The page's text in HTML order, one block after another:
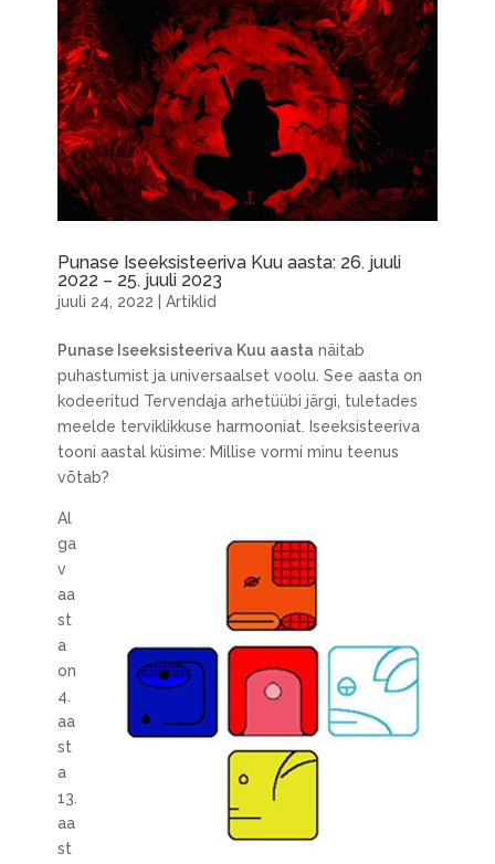
Punase Iseeksisteeriva Kuu aasta: 26. juuli
2022 – 25. juuli 2023
juuli 24, 2022 Artiklid
Punase Iseeksisteeriva Kuu aasta näitab
puhastumist ja universaalset voolu. See aasta on
kodeeritud Tervendaja arhetüübi järgi, tuletades
meelde terviklikkuse harmooniat. Iseeksisteeriva
tooni aastal küsime: Millise vormi minu teenus
võtab?
Al
ga
v
aa
st
a
on
4.
aa
st
a
13.
aa
st